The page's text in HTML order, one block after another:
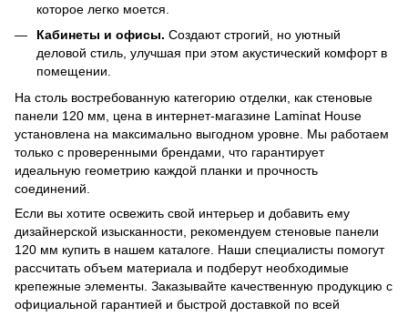
которое легко моется.
Кабинеты и офисы. Создают строгий, но уютный
деловой стиль, улучшая при этом акустический комфорт в
помещении.
На столь востребованную категорию отделки, как стеновые
панели 120 мм, цена в интернет-магазине Laminat House
установлена на максимально выгодном уровне. Мы работаем
только с проверенными брендами, что гарантирует
идеальную геометрию каждой планки и прочность
соединений.
Если вы хотите освежить свой интерьер и добавить ему
дизайнерской изысканности, рекомендуем стеновые панели
120 мм купить в нашем каталоге. Наши специалисты помогут
рассчитать объем материала и подберут необходимые
крепежные элементы. Заказывайте качественную продукцию с
официальной гарантией и быстрой доставкой по всей